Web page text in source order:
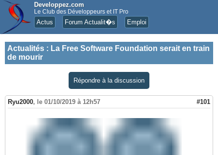
Developpez.com
Le Club des Développeurs et IT Pro
Actus Forum Actualit�s Emploi
Actualités : La Free Software Foundation serait en train
de mourir
Répondre à la discussion
Ryu2000, le 01/10/2019 à 12h57 #101